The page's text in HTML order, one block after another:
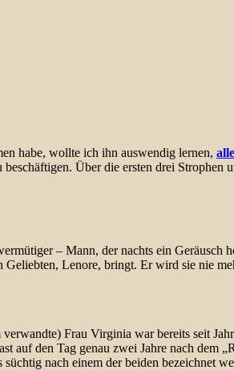
habe, wollte ich ihn auswendig lernen,
Über die ersten drei Strophen
– Mann, der nachts ein Geräusch
Geliebten, Lenore, bringt. Er wird sie nie
Frau Virginia war bereits seit
auf den Tag genau zwei Jahre nach dem
nach einem der beiden bezeichnet